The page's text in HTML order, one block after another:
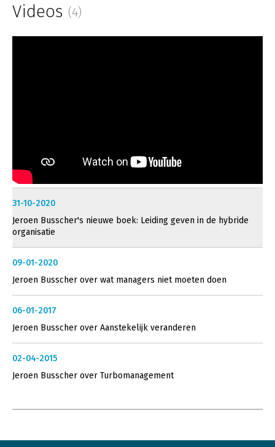
Videos (4)
31-10-2020
Jeroen Busscher's nieuwe boek: Leiding geven in de hybride
organisatie
09-01-2020
Jeroen Busscher over wat managers niet moeten doen
06-01-2017
Jeroen Busscher over Aanstekelijk veranderen
02-04-2015
Jeroen Busscher over Turbomanagement